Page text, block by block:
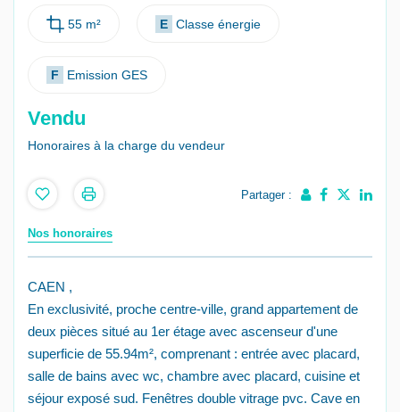
55 m² E Classe énergie
F Emission GES
Vendu
Honoraires à la charge du vendeur
Partager :
Nos honoraires
CAEN ,
En exclusivité, proche centre-ville, grand appartement de
deux pièces situé au 1er étage avec ascenseur d'une
superficie de 55.94m², comprenant : entrée avec placard,
salle de bains avec wc, chambre avec placard, cuisine et
séjour exposé sud. Fenêtres double vitrage pvc. Cave en